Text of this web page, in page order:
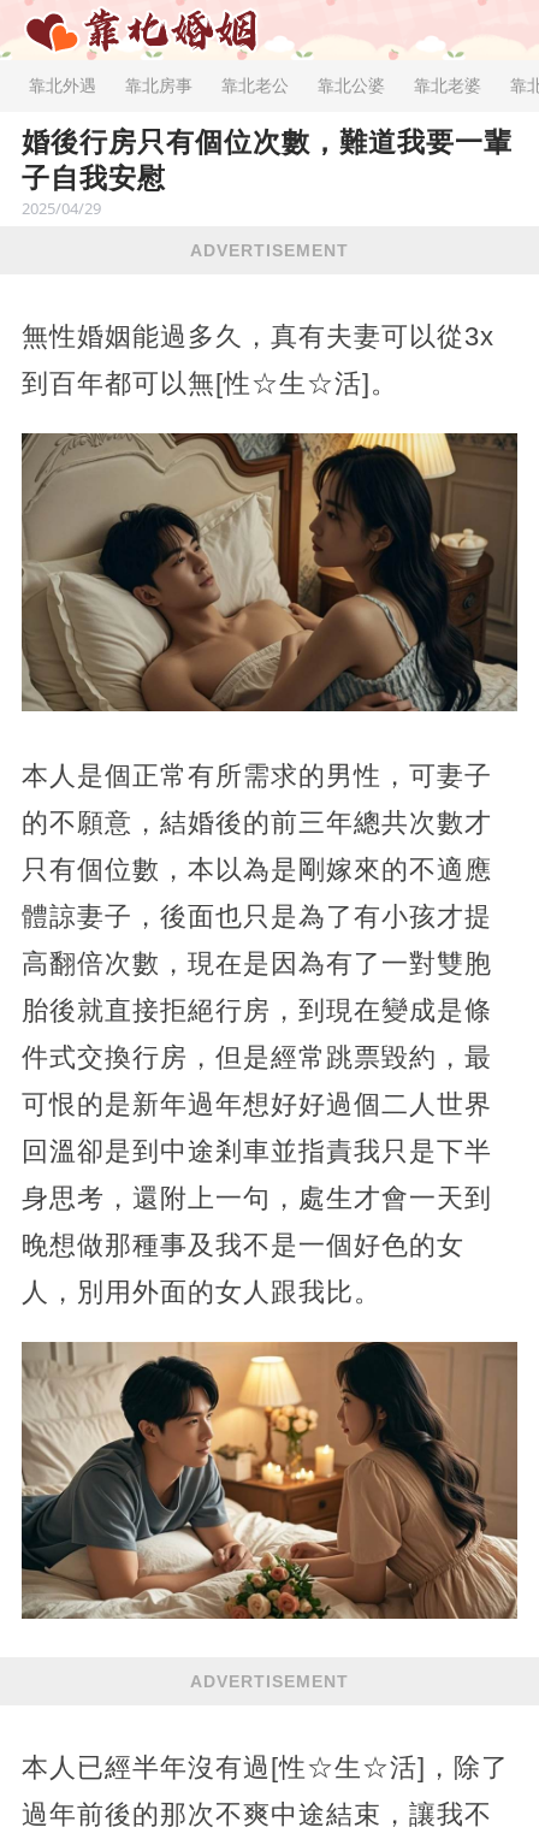
靠北外遇 靠北房事 靠北老公 靠北公婆 靠北老婆 靠
婚後行房只有個位次數，難道我要一輩
子自我安慰
2025/04/29
ADVERTISEMENT
無性婚姻能過多久，真有夫妻可以從3x
到百年都可以無[性☆生☆活]。
本人是個正常有所需求的男性，可妻子
的不願意，結婚後的前三年總共次數才
只有個位數，本以為是剛嫁來的不適應
體諒妻子，後面也只是為了有小孩才提
高翻倍次數，現在是因為有了一對雙胞
胎後就直接拒絕行房，到現在變成是條
件式交換行房，但是經常跳票毀約，最
可恨的是新年過年想好好過個二人世界
回溫卻是到中途剎車並指責我只是下半
身思考，還附上一句，處生才會一天到
晚想做那種事及我不是一個好色的女
人，別用外面的女人跟我比。
ADVERTISEMENT
本人已經半年沒有過[性☆生☆活]，除了
過年前後的那次不爽中途結束，讓我不